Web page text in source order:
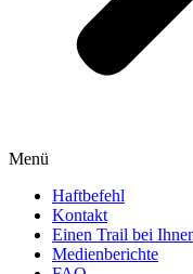
Menü
Haftbefehl
Kontakt
Einen Trail bei
Medienberichte